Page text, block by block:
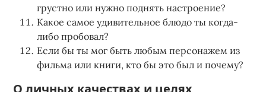
грустно или нужно поднять настроение?
Какое самое удивительное блюдо ты когда-
либо пробовал?
Если бы ты мог быть любым персонажем из
фильма или книги, кто бы это был и почему?
О личных качествах и целях